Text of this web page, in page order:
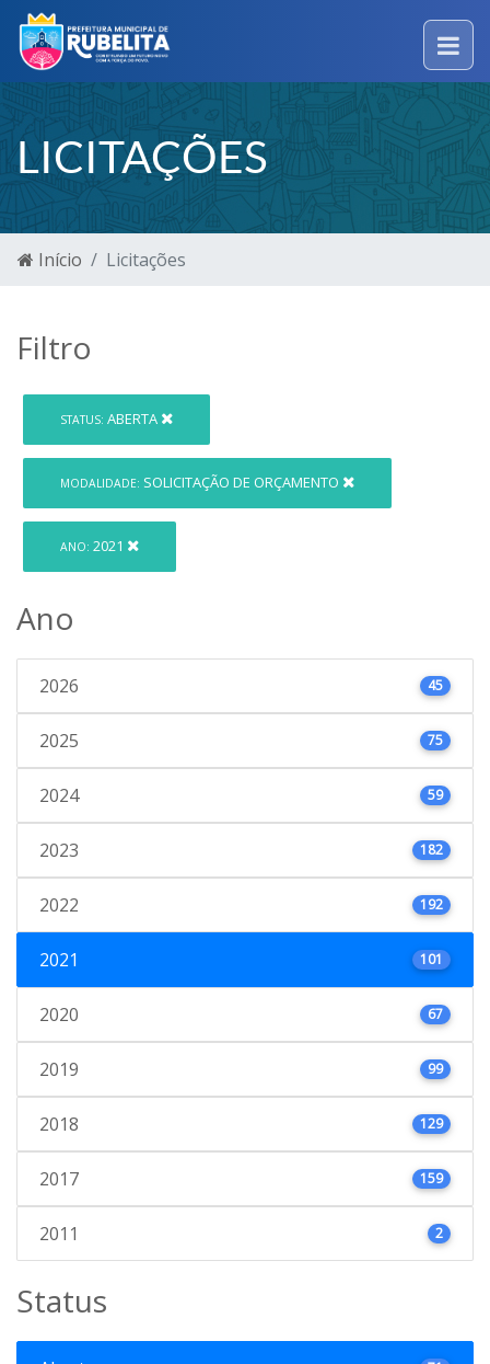
LICITAÇÕES
Início Licitações
Filtro
STATUS: ABERTA
MODALIDADE: SOLICITAÇÃO DE ORÇAMENTO
ANO: 2021
Ano
2026 45
2025 75
2024 59
2023 182
2022 192
2021 101
2020 67
2019 99
2018 129
2017 159
2011 2
Status